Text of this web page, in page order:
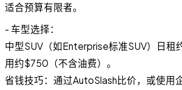
适合预算有限者。
- 车型选择：
中型SUV（如Enterprise标准SUV）日租
用约$750（不含油费）。
省钱技巧：通过AutoSlash比价，或使用